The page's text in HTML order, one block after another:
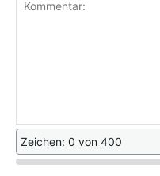
Zeichen: 0 von 400